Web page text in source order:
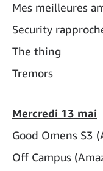
Mes meilleures
Security
The thing
Tremors
Mercredi 13 mai
Good Omens S3
Off Campus